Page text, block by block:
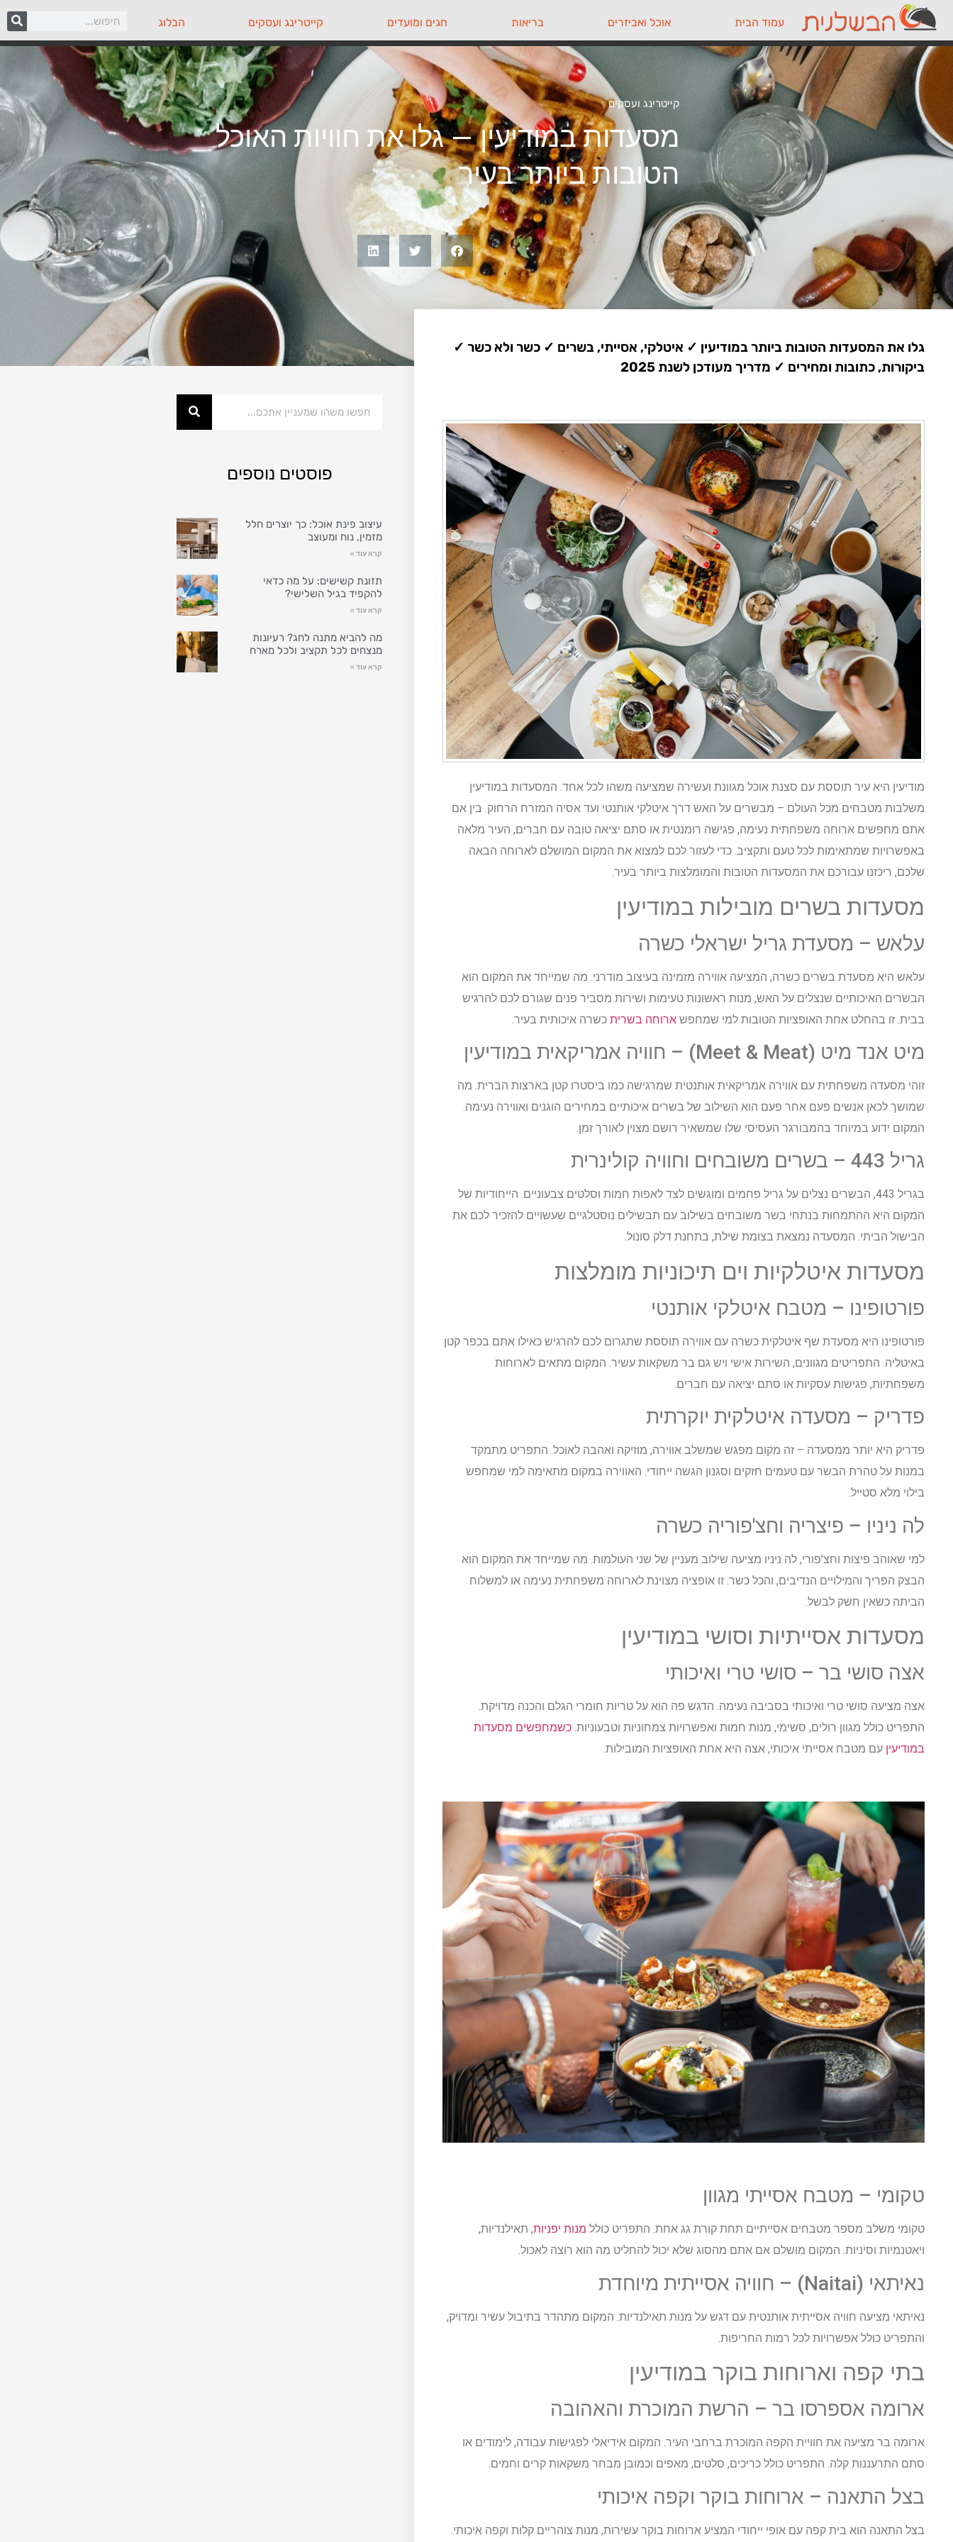
עמוד הבית אוכל ואביזרים בריאות חגים ומועדים קייטרינג ועסקים הבלוג
קייטרינג ועסקים
מסעדות במודיעין – גלו את חוויות האוכל
הטובות ביותר בעיר
גלו את המסעדות הטובות ביותר במודיעין ✓ איטלקי, אסייתי, בשרים ✓ כשר ולא כשר ✓
ביקורות, כתובות ומחירים ✓ מדריך מעודכן לשנת 2025
מודיעין היא עיר תוססת עם סצנת אוכל מגוונת ועשירה שמציעה משהו לכל אחד. המסעדות במודיעין
משלבות מטבחים מכל העולם – מבשרים על האש דרך איטלקי אותנטי ועד אסיה המזרח הרחוק. בין אם
אתם מחפשים ארוחה משפחתית נעימה, פגישה רומנטית או סתם יציאה טובה עם חברים, העיר מלאה
באפשרויות שמתאימות לכל טעם ותקציב. כדי לעזור לכם למצוא את המקום המושלם לארוחה הבאה
שלכם, ריכזנו עבורכם את המסעדות הטובות והמומלצות ביותר בעיר.
מסעדות בשרים מובילות במודיעין
עלאש – מסעדת גריל ישראלי כשרה
עלאש היא מסעדת בשרים כשרה, המציעה אווירה מזמינה בעיצוב מודרני. מה שמייחד את המקום הוא
הבשרים האיכותיים שנצלים על האש, מנות ראשונות טעימות ושירות מסביר פנים שגורם לכם להרגיש
בבית. זו בהחלט אחת האופציות הטובות למי שמחפש ארוחה בשרית כשרה איכותית בעיר.
מיט אנד מיט (Meet & Meat) – חוויה אמריקאית במודיעין
זוהי מסעדה משפחתית עם אווירה אמריקאית אותנטית שמרגישה כמו ביסטרו קטן בארצות הברית. מה
שמושך לכאן אנשים פעם אחר פעם הוא השילוב של בשרים איכותיים במחירים הוגנים ואווירה נעימה.
המקום ידוע במיוחד בהמבורגר העסיסי שלו שמשאיר רושם מצוין לאורך זמן.
גריל 443 – בשרים משובחים וחוויה קולינרית
בגריל 443, הבשרים נצלים על גריל פחמים ומוגשים לצד לאפות חמות וסלטים צבעוניים. הייחודיות של
המקום היא ההתמחות בנתחי בשר משובחים בשילוב עם תבשילים נוסטלגיים שעשויים להזכיר לכם את
הבישול הביתי. המסעדה נמצאת בצומת שילת, בתחנת דלק סונול.
מסעדות איטלקיות וים תיכוניות מומלצות
פורטופינו – מטבח איטלקי אותנטי
פורטופינו היא מסעדת שף איטלקית כשרה עם אווירה תוססת שתגרום לכם להרגיש כאילו אתם בכפר קטן
באיטליה. התפריטים מגוונים, השירות אישי ויש גם בר משקאות עשיר. המקום מתאים לארוחות
משפחתיות, פגישות עסקיות או סתם יציאה עם חברים.
פדריק – מסעדה איטלקית יוקרתית
פדריק היא יותר ממסעדה – זה מקום מפגש שמשלב אווירה, מוזיקה ואהבה לאוכל. התפריט מתמקד
במנות על טהרת הבשר עם טעמים חזקים וסגנון הגשה ייחודי. האווירה במקום מתאימה למי שמחפש
בילוי מלא סטייל.
לה ניניו – פיצריה וחצ'פוריה כשרה
למי שאוהב פיצות וחצ'פורי, לה ניניו מציעה שילוב מעניין של שני העולמות. מה שמייחד את המקום הוא
הבצק הפריך והמילויים הנדיבים, והכל כשר. זו אופציה מצוינת לארוחה משפחתית נעימה או למשלוח
הביתה כשאין חשק לבשל.
מסעדות אסייתיות וסושי במודיעין
אצה סושי בר – סושי טרי ואיכותי
אצה מציעה סושי טרי ואיכותי בסביבה נעימה. הדגש פה הוא על טריות חומרי הגלם והכנה מדויקת.
התפריט כולל מגוון רולים, סשימי, מנות חמות ואפשרויות צמחוניות וטבעוניות. כשמחפשים מסעדות
במודיעין עם מטבח אסייתי איכותי, אצה היא אחת האופציות המובילות.
טקומי – מטבח אסייתי מגוון
טקומי משלב מספר מטבחים אסייתיים תחת קורת גג אחת. התפריט כולל מנות יפניות, תאילנדיות,
ויאטנמיות וסיניות. המקום מושלם אם אתם מהסוג שלא יכול להחליט מה הוא רוצה לאכול.
נאיתאי (Naitai) – חוויה אסייתית מיוחדת
נאיתאי מציעה חוויה אסייתית אותנטית עם דגש על מנות תאילנדיות. המקום מתהדר בתיבול עשיר ומדויק,
והתפריט כולל אפשרויות לכל רמות החריפות.
בתי קפה וארוחות בוקר במודיעין
ארומה אספרסו בר – הרשת המוכרת והאהובה
ארומה בר מציעה את חוויית הקפה המוכרת ברחבי העיר. המקום אידיאלי לפגישות עבודה, לימודים או
סתם התרעננות קלה. התפריט כולל כריכים, סלטים, מאפים וכמובן מבחר משקאות קרים וחמים.
בצל התאנה – ארוחות בוקר וקפה איכותי
בצל התאנה הוא בית קפה עם אופי ייחודי המציע ארוחות בוקר עשירות, מנות צוהריים קלות וקפה איכותי.
פוסטים נוספים
עיצוב פינת אוכל: כך יוצרים חלל
מזמין, נוח ומעוצב
קרא עוד »
תזונת קשישים: על מה כדאי
להקפיד בגיל השלישי?
קרא עוד »
מה להביא מתנה לחג? רעיונות
מנצחים לכל תקציב ולכל מארח
קרא עוד »